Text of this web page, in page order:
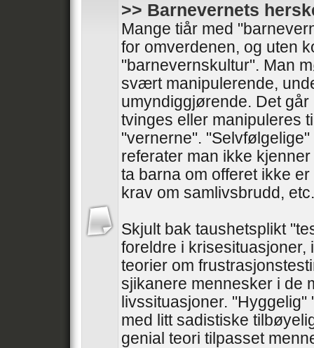
>> Barnevernets
Mange tiår med
for omverdenen, og uten
"barnevernskultur". Man
svært manipulerende,
umyndiggjørende. Det
tvinges eller manipuleres
"vernerne".
referater man ikke
ta barna om offeret ikke
krav om samlivsbrudd, etc.
Skjult bak taushetsplikt
foreldre i krisesituasjoner,
teorier om
sjikanere mennesker i de
livssituasjoner.
med litt sadistiske
genial teori tilpasset